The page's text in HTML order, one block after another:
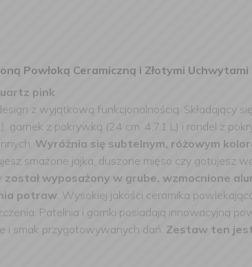
Powłoką Ceramiczną i Złotymi Uchwytami
pink
z wyjątkową funkcjonalnością. Składający
garnek z pokrywką (24 cm, 4,71 L) i rondel z
Wyróżnia się subtelnym, różowym
smażone jajka, duszone mięso czy gotujesz
został wyposażony w grube, wzmocnione
potraw. Wysokiej jakości ceramika
Patelnia i garnki posiadają innowacyjną
i smak przygotowywanych dań. Zestaw ten